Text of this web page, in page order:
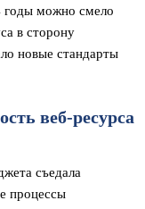
годы можно смело
в сторону
новые стандарты
веб-ресурса
съедала
процессы